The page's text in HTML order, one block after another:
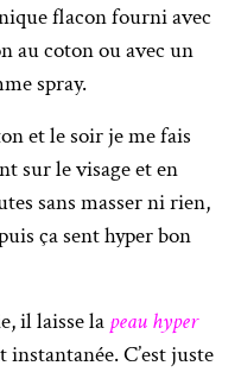
flacon fourni avec
au coton ou avec un
spray.
et le soir je me fais
sur le visage et en
sans masser ni rien,
ça sent hyper bon
il laisse lapeau hyper
instantanée. C’est juste